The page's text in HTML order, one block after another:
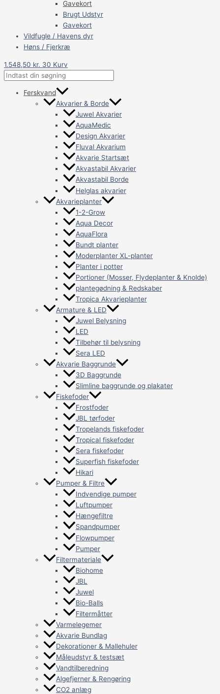
Gavekort
Brugt Udstyr
Gavekort
Vildfugle / Havens dyr
Høns / Fjerkræ
1.548,50 kr. 30 Kurv
Ferskvand
Akvarier & Borde
Juwel Akvarier
AquaMedic
Design Akvarier
Fluval Akvarium
Akvarie Startsæt
Akvastabil Akvarier
Akvastabil Borde
Helglas akvarier
Akvarieplanter
1-2-Grow
Aqua Decor
AquaFlora
Bundt planter
Moderplanter XL-planter
Planter i potter
Portioner (Mosser, Flydeplanter & Knolde)
plantegødning & Redskaber
Tropica Akvarieplanter
Armature & LED
Juwel Belysning
LED
Tilbehør til belysning
Sera LED
Akvarie Baggrunde
3D Baggrunde
Slimline baggrunde og plakater
Fiskefoder
Frostfoder
JBL tørfoder
Tropelands fiskefoder
Tropical fiskefoder
Sera fiskefoder
Superfish fiskefoder
Hikari
Pumper & Filtre
Indvendige pumper
Luftpumper
Hængefiltre
Spandpumper
Flowpumper
Pumper
Filtermateriale
Biohome
JBL
Juwel
Bio-Balls
Filtermåtter
Varmelegemer
Akvarie Bundlag
Dekorationer & Mallehuler
Måleudstyr & testsæt
Vandtilberedning
Algefjerner & Rengøring
CO2 anlæg